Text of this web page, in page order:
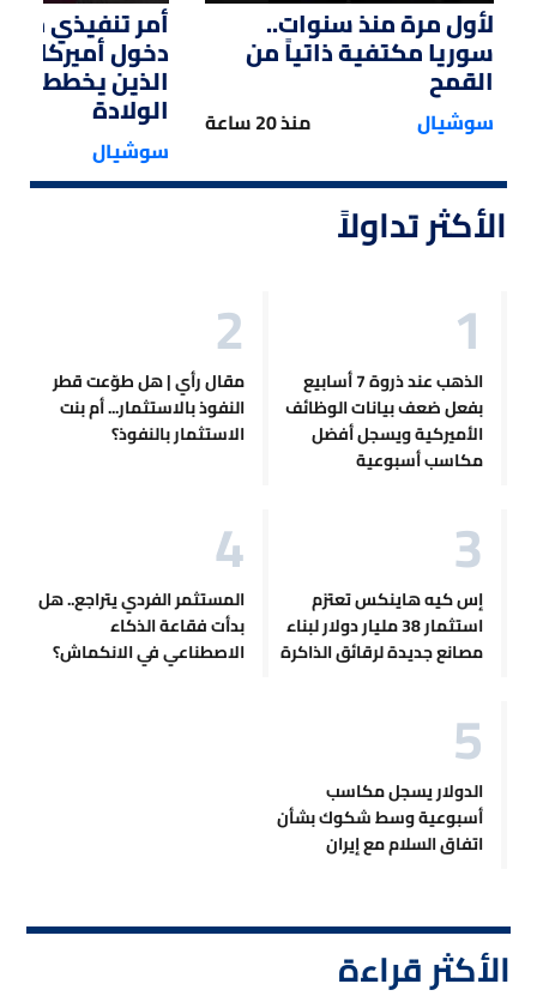
لأول مرة منذ سنوات..
سوريا مكتفية ذاتياً من
القمح
سوشيال منذ 20 ساعة
أمر تنفيذي من
دخول أميركا
الذين يخططون
الولادة
سوشيال
الأكثر تداولاً
الذهب عند ذروة 7 أسابيع
بفعل ضعف بيانات الوظائف
الأميركية ويسجل أفضل
مكاسب أسبوعية
مقال رأي | هل طوّعت قطر
النفوذ بالاستثمار... أم بنت
الاستثمار بالنفوذ؟
إس كيه هاينكس تعتزم
استثمار 38 مليار دولار لبناء
مصانع جديدة لرقائق الذاكرة
المستثمر الفردي يتراجع.. هل
بدأت فقاعة الذكاء
الاصطناعي في الانكماش؟
الدولار يسجل مكاسب
أسبوعية وسط شكوك بشأن
اتفاق السلام مع إيران
الأكثر قراءة